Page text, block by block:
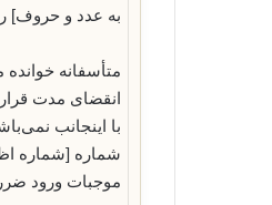
به عدد و حروف]
متأسفانه خوانده
انقضای مدت
با اینجانب
شماره [شماره
موجبات ورود